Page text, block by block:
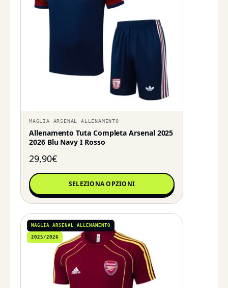
MAGLIA ARSENAL ALLENAMENTO
Allenamento Tuta Completa Arsenal 2025
2026 Blu Navy I Rosso
29,90€
SELEZIONA OPZIONI
MAGLIA ARSENAL ALLENAMENTO
2025/2026